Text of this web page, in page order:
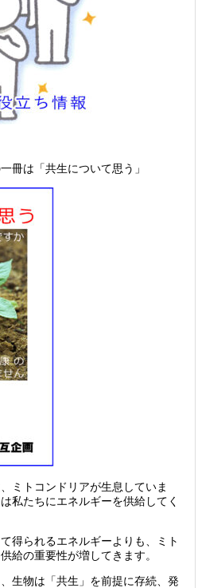
冊は「共生について思う」
ミトコンドリアが生息していま
私たちにエネルギーを供給してく
得られるエネルギーよりも、ミト
給の重要性が増してきます。
生物は「共生」を前提に存続、発